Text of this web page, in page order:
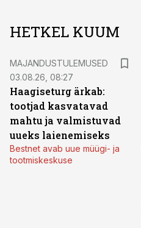
HETKEL KUUM
MAJANDUSTULEMUSED
03.08.26, 08:27
Haagiseturg ärkab:
tootjad kasvatavad
mahtu ja valmistuvad
uueks laienemiseks
Bestnet avab uue müügi- ja
tootmiskeskuse